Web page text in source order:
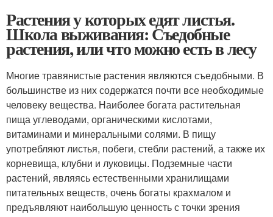
Растения у которых едят листья.
Школа выживания: Съедобные
растения, или что можно есть в лесу
Многие травянистые растения являются съедобными. В
большинстве из них содержатся почти все необходимые
человеку вещества. Наиболее богата растительная
пища углеводами, органическими кислотами,
витаминами и минеральными солями. В пищу
употребляют листья, побеги, стебли растений, а также их
корневища, клубни и луковицы. Подземные части
растений, являясь естественными хранилищами
питательных веществ, очень богаты крахмалом и
предъявляют наибольшую ценность с точки зрения